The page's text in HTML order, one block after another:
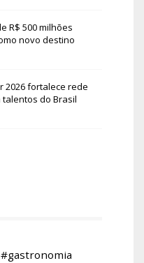
R$ 500 milhões
novo destino
2026 fortalece rede
do Brasil
#gastronomia